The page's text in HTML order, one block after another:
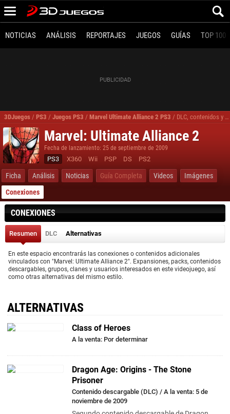
NOTICIAS ANÁLISIS REPORTAJES JUEGOS GUÍAS TOP 100
3DJuegos / PS3 / Juegos PS3 / Marvel Ultimate Alliance 2 PS3 / DLC, contenidos y expansiones Marvel Ultimate Alliance 2 PS3
Marvel: Ultimate Alliance 2
Fecha de lanzamiento: 25 de septiembre de 2009
PS3 X360 Wii PSP DS PS2
Ficha Análisis Noticias Guía Completa Videos
Imágenes
Conexiones
CONEXIONES
Resumen DLC Alternativas
En este espacio encontrarás las conexiones o contenidos adicionales
vinculados con "Marvel: Ultimate Alliance 2". Expansiones, packs, contenidos
descargables, grupos, clanes y usuarios interesados en este videojuego, así
como otras alternativas del mismo estilo.
ALTERNATIVAS
Class of Heroes
A la venta: Por determinar
Dragon Age: Origins - The Stone
Prisoner
Contenido descargable (DLC) / A la venta: 5 de
noviembre de 2009